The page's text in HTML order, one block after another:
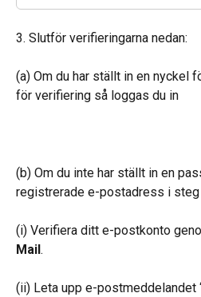
3. Slutför verifieringarna nedan:
(a) Om du har ställt in en nyckel
för verifiering så loggas du in
(b) Om du inte har ställt in en
registrerade e-postadress i steg
(i) Verifiera ditt e-postkonto
Mail.
(ii) Leta upp e-postmeddelandet